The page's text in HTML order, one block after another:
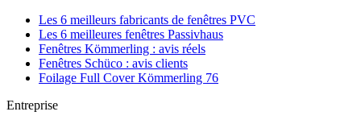
Les 6 meilleurs fabricants de fenêtres PVC
Les 6 meilleures fenêtres Passivhaus
Fenêtres Kömmerling : avis réels
Fenêtres Schüco : avis clients
Foilage Full Cover Kömmerling 76
Entreprise